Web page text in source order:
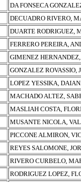
DA FONSECA
DECUADRO RIVERO,
DUARTE RODRIGUEZ,
FERRERO PEREIRA,
GIMENEZ
GONZALEZ ROVASSIO,
LOPEZ YESSIKA,
MACHADO ALTEZ,
MASLIAH COSTA,
MUSANTE NICOLA,
PICCONE ALMIRON,
REYES SALOMONE,
RIVERO CURBELO,
RODRIGUEZ LOPEZ,